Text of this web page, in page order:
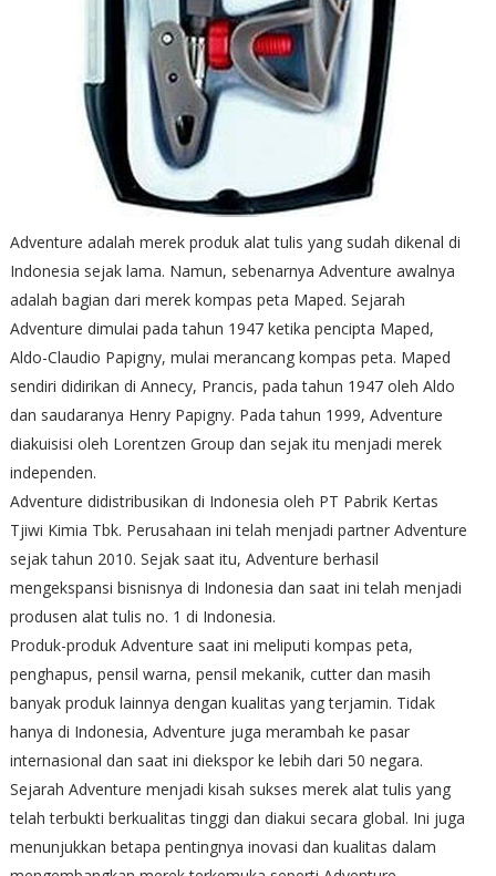
Adventure adalah merek produk alat tulis yang sudah dikenal di
Indonesia sejak lama. Namun, sebenarnya Adventure awalnya
adalah bagian dari merek kompas peta Maped. Sejarah
Adventure dimulai pada tahun 1947 ketika pencipta Maped,
Aldo-Claudio Papigny, mulai merancang kompas peta. Maped
sendiri didirikan di Annecy, Prancis, pada tahun 1947 oleh Aldo
dan saudaranya Henry Papigny. Pada tahun 1999, Adventure
diakuisisi oleh Lorentzen Group dan sejak itu menjadi merek
independen.
Adventure didistribusikan di Indonesia oleh PT Pabrik Kertas
Tjiwi Kimia Tbk. Perusahaan ini telah menjadi partner Adventure
sejak tahun 2010. Sejak saat itu, Adventure berhasil
mengekspansi bisnisnya di Indonesia dan saat ini telah menjadi
produsen alat tulis no. 1 di Indonesia.
Produk-produk Adventure saat ini meliputi kompas peta,
penghapus, pensil warna, pensil mekanik, cutter dan masih
banyak produk lainnya dengan kualitas yang terjamin. Tidak
hanya di Indonesia, Adventure juga merambah ke pasar
internasional dan saat ini diekspor ke lebih dari 50 negara.
Sejarah Adventure menjadi kisah sukses merek alat tulis yang
telah terbukti berkualitas tinggi dan diakui secara global. Ini juga
menunjukkan betapa pentingnya inovasi dan kualitas dalam